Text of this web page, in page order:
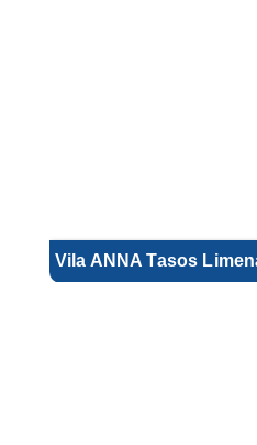
Vila ANNA Tasos